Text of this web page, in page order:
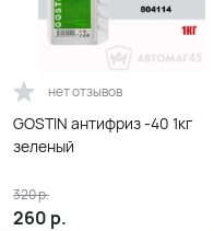
нет отзывов
GOSTIN антифриз -40 1кг
зеленый
260 р.
320р.